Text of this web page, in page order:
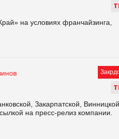
Т
на условиях франчайзинга,
Т
Закарпатской,
на пресс-релиз компании.